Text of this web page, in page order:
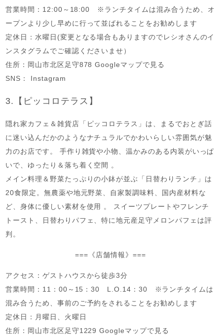
営業時間：12:00～18:00 ※ランチタイムは混み合うため、オ
ープンより少し早めに行って並ばれることをお勧めします
定休日：水曜日(変更となる場合もありますのでレシオさんのイ
ンスタグラムでご確認くださいませ）
住所：岡山市北区足守878 Googleマップで見る
SNS： Instagram
3.【ピッコロテラス】
隠れ家カフェ＆雑貨店「ピッコロテラス」は、まるでおとぎ話
に迷い込んだかのようなナチュラルでかわいらしい雰囲気が魅
力のお店です。 手作り雑貨や小物、温かみのある内装がいっぱ
いで、ゆったり＆落ち着く空間 。
メイン料理＆野菜たっぷりの小鉢が並ぶ「日替わりランチ」は
20食限定。無農薬や地元野菜、自家製調味料、国内産材料な
ど、身体に優しい素材を使用 。 スイーツプレートやフレンチ
トースト、日替わりパフェ、特に地元産足守メロンパフェは評
判。
===《店舗情報》===
アクセス：ゲストハウスから徒歩3分
営業時間：11：00～15：30 L.O.14：30 ※ランチタイムは
混み合うため、事前のご予約をされることをお勧めします
定休日：月曜日、火曜日
住所：岡山市北区足守1229 Googleマップで見る